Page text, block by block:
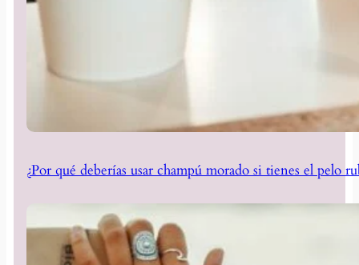
¿Por qué deberías usar champú morado si tienes el pelo